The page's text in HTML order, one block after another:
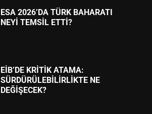
ESA 2026’DA TÜRK BAHARATI
NEYİ TEMSİL ETTİ?
EİB’DE KRİTİK ATAMA:
SÜRDÜRÜLEBİLİRLİKTE NE
DEĞİŞECEK?